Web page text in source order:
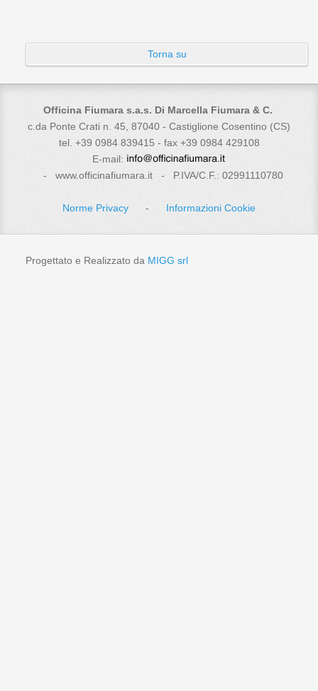
Torna su
Officina Fiumara s.a.s. Di Marcella Fiumara & C.
c.da Ponte Crati n. 45, 87040 - Castiglione Cosentino (CS)
tel. +39 0984 839415 - fax +39 0984 429108
E-mail:
- www.officinafiumara.it - P.IVA/C.F.: 02991110780
Norme Privacy - Informazioni Cookie
Progettato e Realizzato da MIGG srl